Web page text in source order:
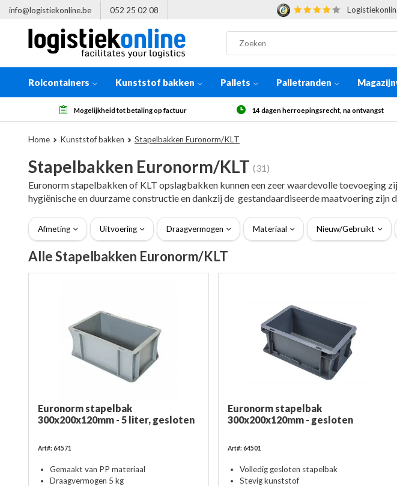
info@logistiekonline.be 052 25 02 08
Rolcontainers Kunststof bakken Pallets Palletranden
14 dagen herroepingsrecht, na ontvangst Meer dan 10 actieve webshops in Europa
Home Kunststof bakken Stapelbakken Euronorm/KLT
Stapelbakken Euronorm/KLT (31)
Euronorm stapelbakken of KLT opslagbakken kunnen een zeer waardevolle toevoeging
hygiënische en duurzame constructie en dankzij de gestandaardiseerde maatvoering
Afmeting Uitvoering Draagvermogen Materiaal Nieuw/Gebruikt
Alle Stapelbakken Euronorm/KLT
Euronorm stapelbak
300x200x120mm - 5 liter, gesloten
Art#: 64571
Gemaakt van PP materiaal
Draagvermogen 5 kg
Euronorm stapelbak
300x200x120mm - gesloten
Art#: 64501
Volledig gesloten stapelbak
Stevig kunststof